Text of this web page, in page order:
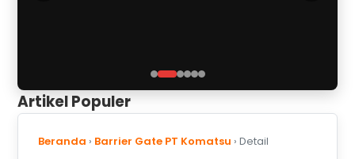
Artikel Populer
Beranda › Barrier Gate PT Komatsu ›Detail